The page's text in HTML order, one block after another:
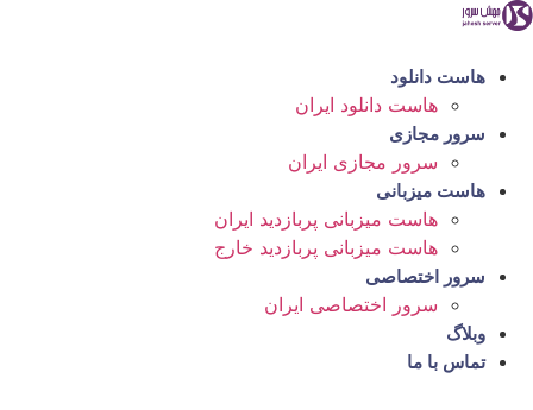
پرش
محتوا
هاست دانلود
هاست دانلود ایران
سرور مجازی
سرور مجازی ایران
هاست میزبانی
هاست میزبانی پربازدید ایران
هاست میزبانی پربازدید خارج
سرور اختصاصی
سرور اختصاصی ایران
وبلاگ
تماس با ما